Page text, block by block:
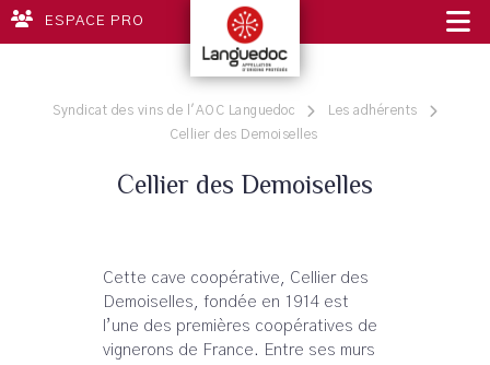
ESPACE PRO
Syndicat des vins de l'AOC Languedoc
Les adhérents
Cellier des Demoiselles
Cellier des Demoiselles
Cette cave coopérative, Cellier des
Demoiselles, fondée en 1914 est
l’une des premières coopératives de
vignerons de France. Entre ses murs